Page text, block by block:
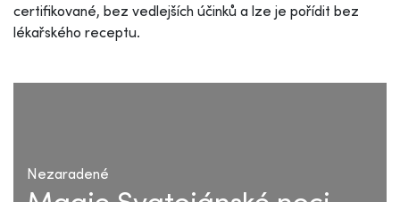
certifikované, bez vedlejších účinků a lze je pořídit bez
lékařského receptu.
Nezaradené